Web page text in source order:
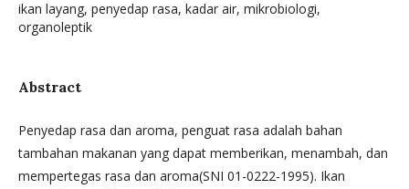
ikan layang, penyedap rasa, kadar air, mikrobiologi,
organoleptik
Abstract
Penyedap rasa dan aroma, penguat rasa adalah bahan
tambahan makanan yang dapat memberikan, menambah, dan
mempertegas rasa dan aroma(SNI 01-0222-1995). Ikan